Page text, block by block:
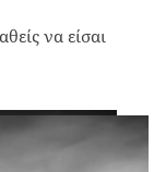
να είσαι